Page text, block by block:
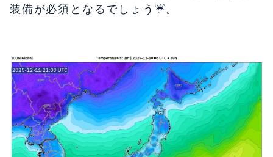
装備が必須となるでしょう☔️。